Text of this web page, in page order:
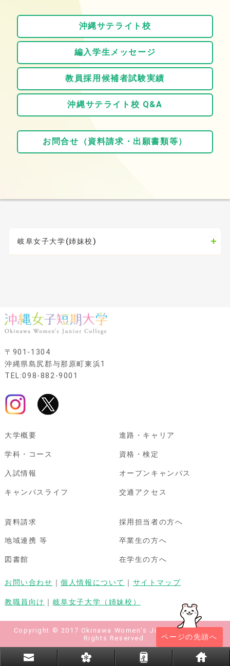
沖縄サテライト校
編入学生メッセージ
教員採用候補者試験実績
沖縄サテライト校 Q&A
お問合せ（資料請求・出願書類等）
岐阜女子大学(姉妹校)
ページの先頭へ
〒901-1304
沖縄県島尻郡与那原町東浜1
TEL:098-882-9001
大学概要
学科・コース
入試情報
キャンパスライフ
進路・キャリア
資格・検定
オープンキャンパス
交通アクセス
資料請求
地域連携 等
図書館
採用担当者の方へ
卒業生の方へ
在学生の方へ
お問い合わせ ｜個人情報について ｜ サイトマップ
教職員向け ｜ 岐阜女子大学（姉妹校）
Copyright © 2017 Okinawa Women's Junior College All
Rights Reserved.